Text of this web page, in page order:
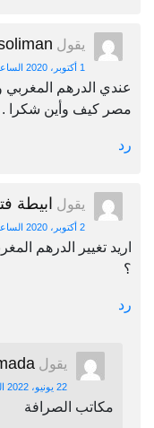
يقول
1 أكتوبر، 2020 الساعة 1:36 م
عندي الدرهم المغربي
مصر كيف وأين شكرا .
رد
يقول ابيطة
2 أكتوبر، 2020 الساعة 2:00 م
اريد تغيير الدرهم
؟
رد
يقول
22 يونيو، 2022 الساعة 2:48 م
مكاتب الصرافة